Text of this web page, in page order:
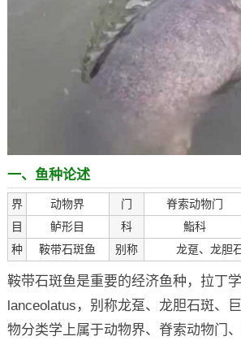
一、鱼种论述
界 动物界 门 脊索动物门
目
鲈形目 科 鮨科
种
鞍带石斑鱼 别称 龙趸、龙胆
鞍带石斑鱼是重要的经济鱼种，拉丁
lanceolatus，别称龙趸、龙胆石斑、
物分类学上属于动物界、脊索动物门